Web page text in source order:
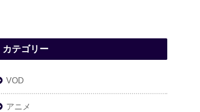
カテゴリー
VOD
アニメ